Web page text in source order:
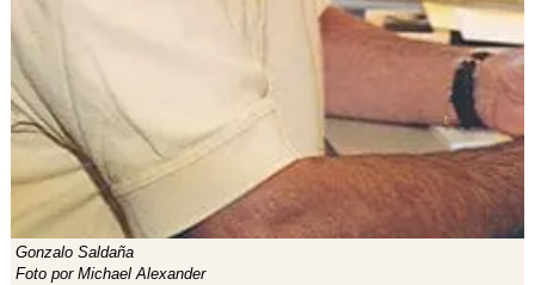
Gonzalo Saldaña
Foto por Michael Alexander